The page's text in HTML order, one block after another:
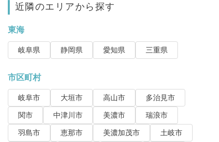
近隣のエリアから探す
東海
岐阜県 静岡県 愛知県 三重県
市区町村
岐阜市 大垣市 高山市
多治見市
関市
中津川市 美濃市
瑞浪市
羽島市
恵那市 美濃加茂市
土岐市